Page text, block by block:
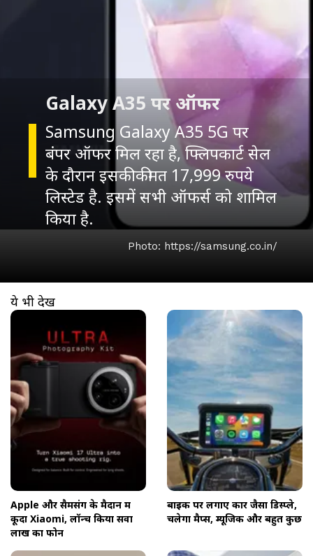
Samsung Galaxy A35 5G पर
बंपर ऑफर मिल रहा है, फ्लिपकार्ट सेल
के दौरान इसकी कीमत 17,999 रुपये
लिस्टेड है. इसमें सभी ऑफर्स को शामिल
किया है.
Galaxy A35 पर ऑफर
Photo: https://samsung.co.in/
खुल रहा है
ये भी देखें
Apple और सैमसंग के मैदान में
कूदा Xiaomi, लॉन्च किया सवा
लाख का फोन
बाइक पर लगाए कार जैसा डिस्प्ले,
चलेगा मैप्स, म्यूजिक और बहुत कुछ